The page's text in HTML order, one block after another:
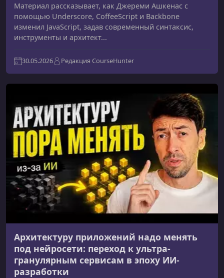
Материал рассказывает, как Джереми Ашкенас с
помощью Underscore, CoffeeScript и Backbone
изменил JavaScript, задав современный синтаксис,
инструменты и архитект...
30.05.2026 Редакция CourseHunter
Архитектуру приложений надо менять
под нейросети: переход к ультра-
гранулярным сервисам в эпоху ИИ-
разработки